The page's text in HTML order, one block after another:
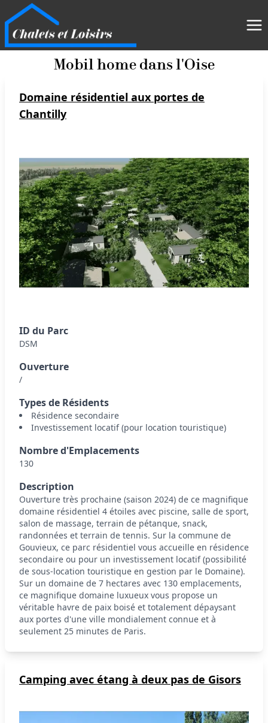
Mobil home dans l'Oise
Domaine résidentiel aux portes de
Chantilly
ID du Parc
DSM
Ouverture
/
Types de Résidents
Résidence secondaire
Investissement locatif (pour location touristique)
Nombre d'Emplacements
130
Description
Ouverture très prochaine (saison 2024) de ce magnifique
domaine résidentiel 4 étoiles avec piscine, salle de sport,
salon de massage, terrain de pétanque, snack,
randonnées et terrain de tennis. Sur la commune de
Gouvieux, ce parc résidentiel vous accueille en résidence
secondaire ou pour un investissement locatif (possibilité
de sous-location touristique en gestion par le Domaine).
Sur un domaine de 7 hectares avec 130 emplacements,
ce magnifique domaine luxueux vous propose un
véritable havre de paix boisé et totalement dépaysant
aux portes d'une ville mondialement connue et à
seulement 25 minutes de Paris.
Camping avec étang à deux pas de Gisors